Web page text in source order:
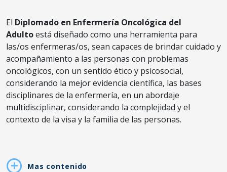
El Diplomado en Enfermería Oncológica del
Adultoestá diseñado como una herramienta para
las/os enfermeras/os, sean capaces de brindar cuidado y
acompañamiento a las personas con problemas
oncológicos, con un sentido ético y psicosocial,
considerando la mejor evidencia científica, las bases
disciplinares de la enfermería, en un abordaje
multidisciplinar, considerando la complejidad y el
contexto de la visa y la familia de las personas.
Mas contenido